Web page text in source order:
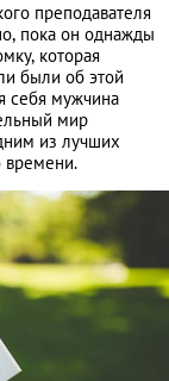
преподавателя
пока он однажды
которая
были об этой
себя мужчина
мир
из лучших
времени.